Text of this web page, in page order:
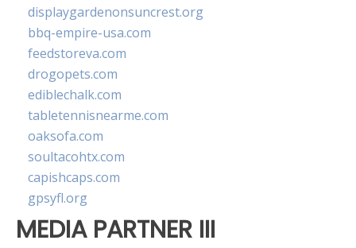
displaygardenonsuncrest.org
bbq-empire-usa.com
feedstoreva.com
drogopets.com
ediblechalk.com
tabletennisnearme.com
oaksofa.com
soultacohtx.com
capishcaps.com
gpsyfl.org
MEDIA PARTNER III